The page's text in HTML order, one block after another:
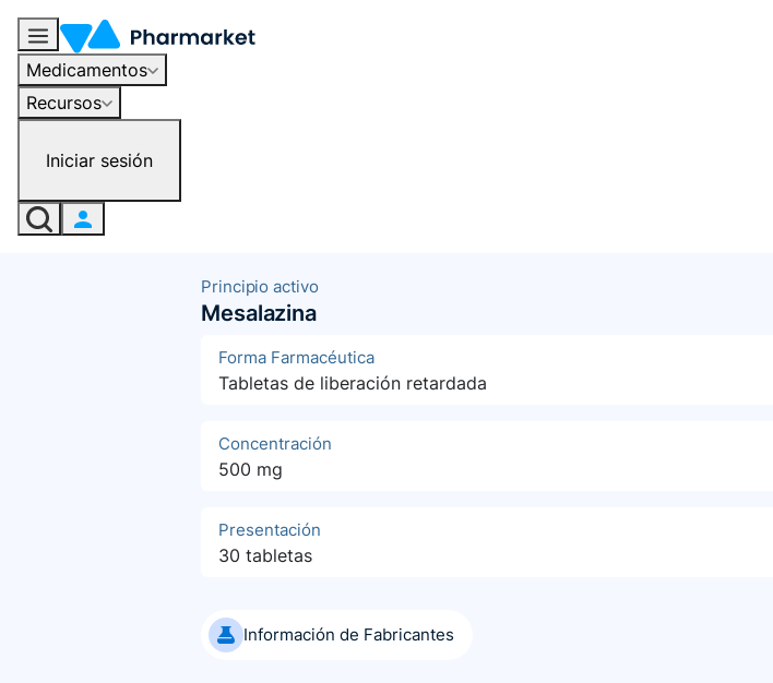
Medicamentos
Recursos
Iniciar sesión
Principio activo
Mesalazina
Forma Farmacéutica
Tabletas de liberación retardada
Concentración
500 mg
Presentación
30 tabletas
Información de Fabricantes